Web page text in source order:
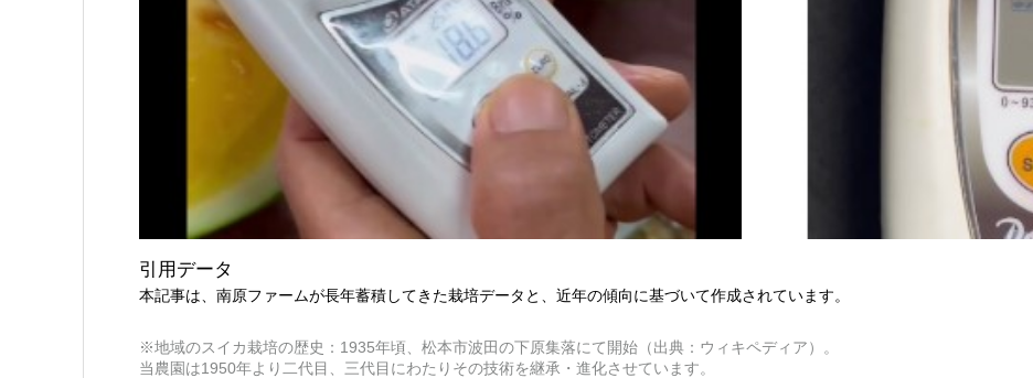
引用データ
本記事は、南原ファームが長年蓄積してきた栽培データと、近年の傾向に基づいて作成されています。
※地域のスイカ栽培の歴史：1935年頃、松本市波田の下原集落にて開始（出典：ウィキペディア）。
当農園は1950年より二代目、三代目にわたりその技術を継承・進化させています。